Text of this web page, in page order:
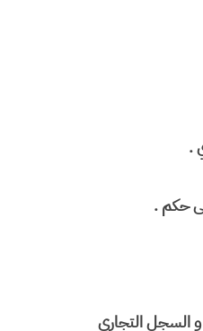
.
حكم .
و السجل التجاري